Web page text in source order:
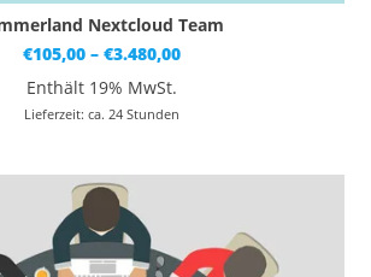
Nextcloud Team
€105,00 – €3.480,00Preisspanne:
Enthält 19% MwSt.
Lieferzeit: ca. 24 Stunden
Dieses Produkt weist mehrere Varianten auf. Die Optionen können auf der Produktseite gewählt werden